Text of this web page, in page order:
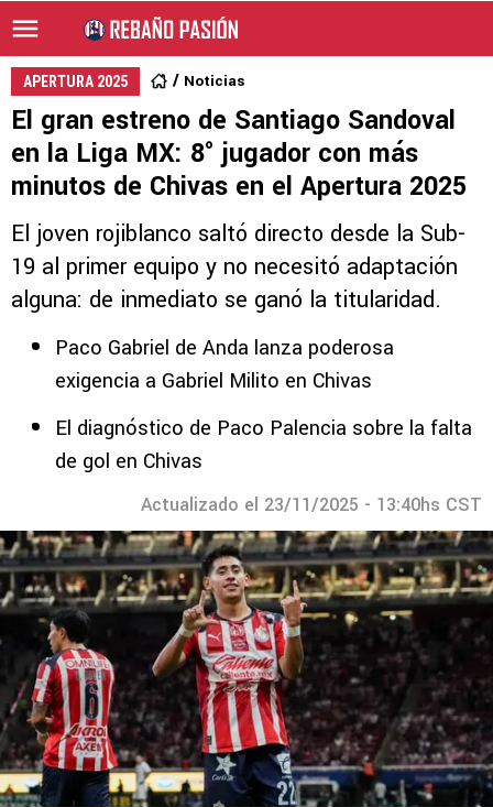
APERTURA 2025 Noticias
El gran estreno de Santiago Sandoval
en la Liga MX: 8° jugador con más
minutos de Chivas en el Apertura 2025
El joven rojiblanco saltó directo desde la Sub-
19 al primer equipo y no necesitó adaptación
alguna: de inmediato se ganó la titularidad.
Paco Gabriel de Anda lanza poderosa
exigencia a Gabriel Milito en Chivas
El diagnóstico de Paco Palencia sobre la falta
de gol en Chivas
Actualizado el 23/11/2025 - 13:40hs CST